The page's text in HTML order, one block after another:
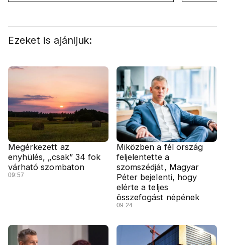
államfőt a Tisza-frakció
felelős a
Ezeket is ajánljuk:
Megérkezett az
enyhülés, „csak” 34 fok
várható szombaton
09:57
Miközben a fél ország
feljelentette a
szomszédját, Magyar
Péter bejelenti, hogy
elérte a teljes
összefogást népének
09:24